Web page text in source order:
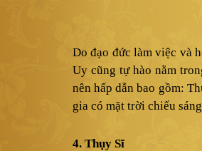
Do đạo đức làm việc và
Uy cũng tự hào nằm
nên hấp dẫn bao gồm:
gia có mặt trời chiếu
4. Thụy Sĩ